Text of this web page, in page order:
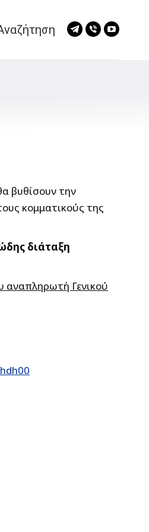
Telegram
Viber
βυθίσουν την
κομματικούς της
διάταξη
αναπληρωτή Γενικού